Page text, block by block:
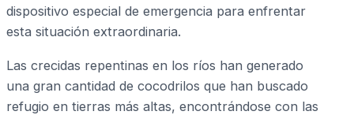
dispositivo especial de emergencia para enfrentar
esta situación extraordinaria.
Las crecidas repentinas en los ríos han generado
una gran cantidad de cocodrilos que han buscado
refugio en tierras más altas, encontrándose con las